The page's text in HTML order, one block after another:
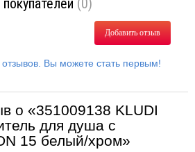
(0)
Добавить отзыв
Вы можете стать первым!
о «351009138 KLUDI
для душа с
15 белый/хром»